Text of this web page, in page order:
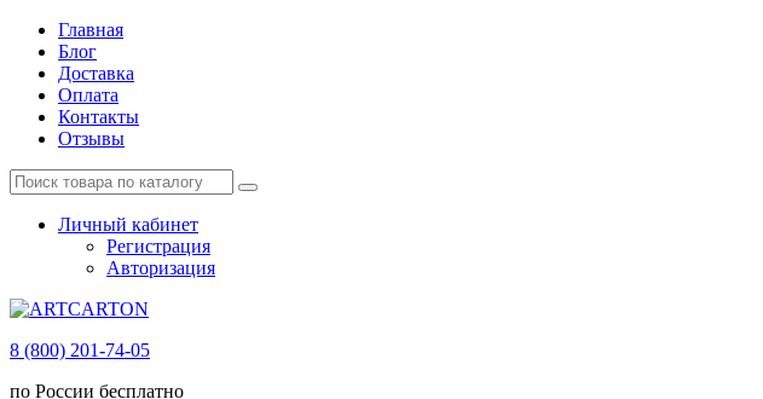
Главная
Блог
Доставка
Оплата
Контакты
Отзывы
Личный кабинет
Регистрация
Авторизация
8 (800) 201-74-05
по России бесплатно